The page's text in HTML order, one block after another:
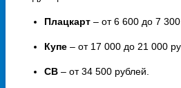
Плацкарт – от 6 600 до 7 300
Купе – от 17 000 до 21 000
СВ – от 34 500 рублей.